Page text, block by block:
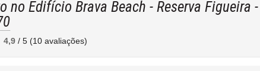
no Edifício Brava Beach - Reserva Figueira
4,9 / 5 (10 avaliações)